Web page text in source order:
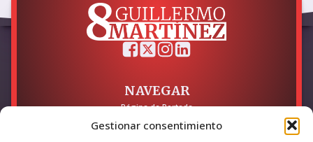
Gestionar consentimiento
NAVEGAR
Página de Portada